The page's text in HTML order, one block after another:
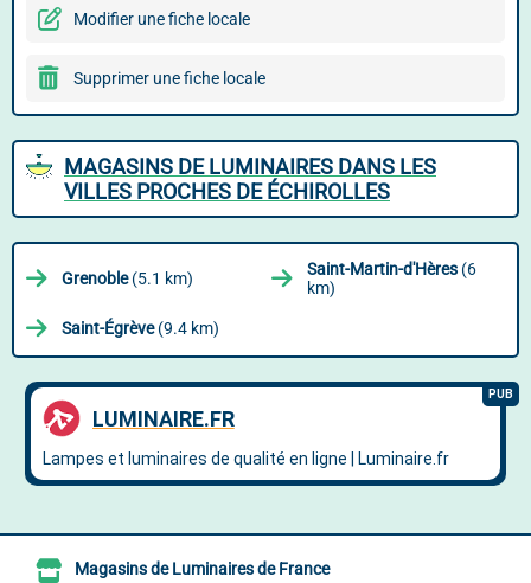
Modifier une fiche locale
Supprimer une fiche locale
MAGASINS DE LUMINAIRES DANS LES
VILLES PROCHES DE ÉCHIROLLES
Grenoble(5.1 km) Saint-Martin-d'Hères (6
km)
Saint-Égrève(9.4 km)
Magasins de Luminaires de France